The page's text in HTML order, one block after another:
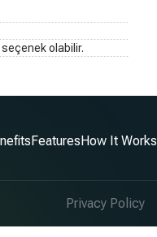
olabilir.
FeaturesHow It Works
Privacy Policy